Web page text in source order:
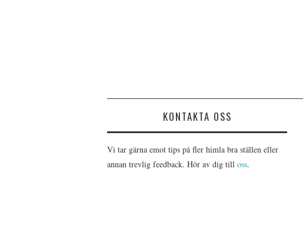
KONTAKTA OSS
Vi tar gärna emot tips på fler himla bra ställen eller
annan trevlig feedback. Hör av dig till oss.